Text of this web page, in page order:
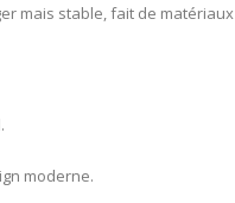
mais stable, fait de matériaux
moderne.